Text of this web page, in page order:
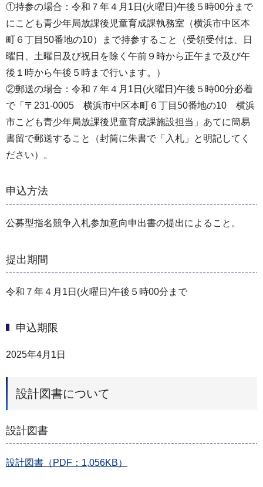
①持参の場合：令和７年４月1日(火曜日)午後５時00分まで
にこども青少年局放課後児童育成課執務室（横浜市中区本
町６丁目50番地の10）まで持参すること（受領受付は、日
曜日、土曜日及び祝日を除く午前９時から正午まで及び午
後１時から午後５時まで行います。）
②郵送の場合：令和７年４月1日(火曜日)午後５時00分必着
で「〒231-0005 横浜市中区本町６丁目50番地の10 横浜
市こども青少年局放課後児童育成課施設担当」あてに簡易
書留で郵送すること（封筒に朱書で「入札」と明記してく
ださい）。
申込方法
公募型指名競争入札参加意向申出書の提出によること。
提出期間
令和７年４月1日(火曜日)午後５時00分まで
申込期限
2025年4月1日
設計図書について
設計図書
設計図書（PDF：1,056KB）